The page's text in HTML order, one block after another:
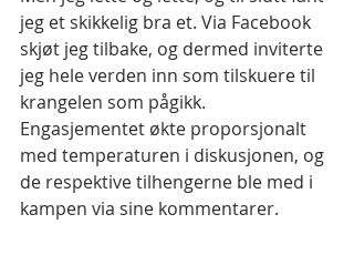
jeg et skikkelig bra et. Via Facebook
skjøt jeg tilbake, og dermed inviterte
jeg hele verden inn som tilskuere til
krangelen som pågikk.
Engasjementet økte proporsjonalt
med temperaturen i diskusjonen, og
de respektive tilhengerne ble med i
kampen via sine kommentarer.